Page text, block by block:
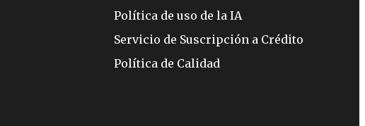
Política de uso de la IA
Servicio de Suscripción a Crédito
Política de Calidad